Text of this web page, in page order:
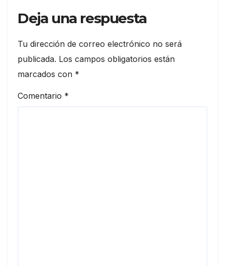
Deja una respuesta
Tu dirección de correo electrónico no será
publicada. Los campos obligatorios están
marcados con *
Comentario *